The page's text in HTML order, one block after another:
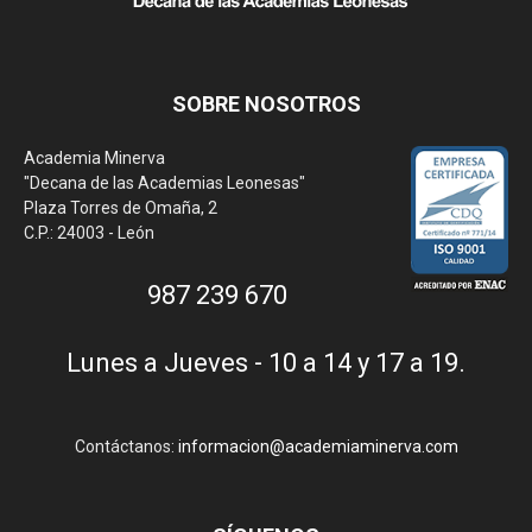
SOBRE NOSOTROS
Academia Minerva
"Decana de las Academias Leonesas"
Plaza Torres de Omaña, 2
C.P.: 24003 - León
987 239 670
Lunes a Jueves - 10 a 14 y 17 a 19.
Contáctanos: informacion@academiaminerva.com